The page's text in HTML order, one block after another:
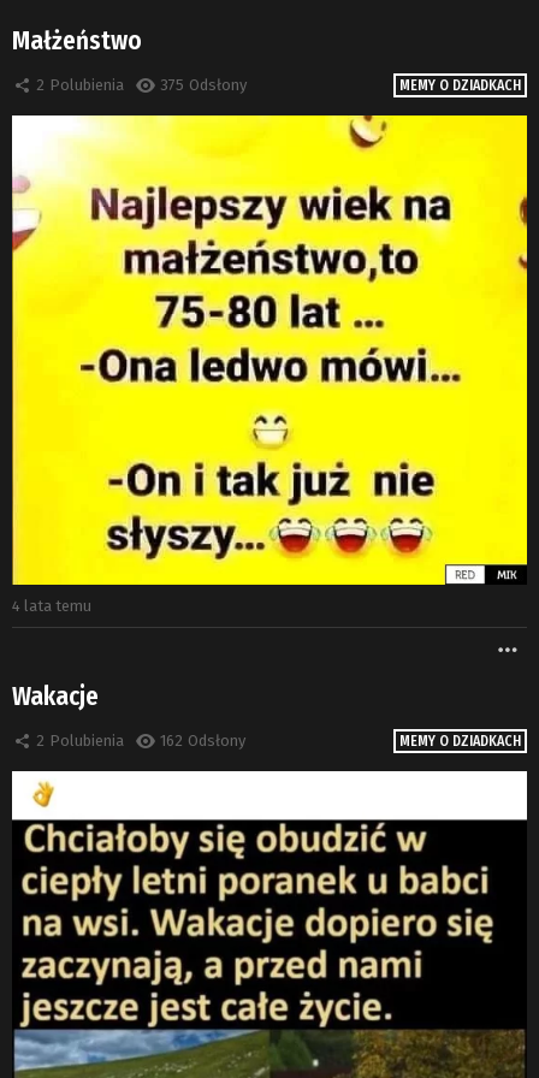
MEMY O DZIADKACH
Małżeństwo
2 Polubienia 375 Odsłony
4 lata temu
MEMY O DZIADKACH
Wakacje
2 Polubienia 162 Odsłony